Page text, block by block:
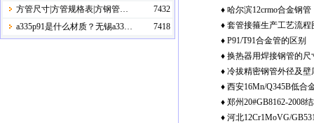
方管尺寸|方管规格表|方钢管…
7432
a335p91是什么材质？无锡a33…
7418
♦ 哈尔滨12crmo合金钢管
♦ 套管接箍生产工艺流程
(Q/HZY1043.14-2007)
♦ P91/T91合金管的区别
♦ 换热器用焊接钢管的尺
♦ 冷拔精密钢管外径及壁
表
♦ 西安16Mn/Q345B低合
♦ 郑州20#GB8162-2008
♦ 河北12Cr1MoVG/